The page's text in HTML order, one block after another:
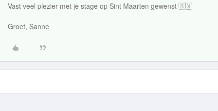
Vast veel plezier met je stage op Sint Maarten gewenst 🇸🇽
Groet, Sanne